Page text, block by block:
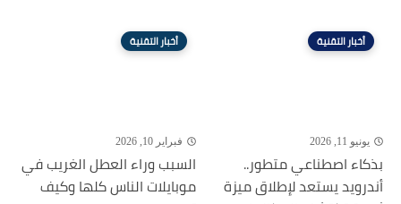
أخبار التقنية
يونيو 11, 2026
بذكاء اصطناعي متطور..
أندرويد يستعد لإطلاق ميزة
أخبار التقنية
فبراير 10, 2026
السبب وراء العطل الغريب في
موبايلات الناس كلها وكيف